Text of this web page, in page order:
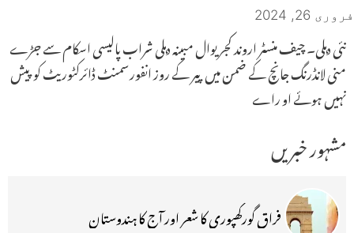
فروری 26, 2024
نئی دہلی۔ چیف منسٹر اروند کجریوال مبینہ دہلی شراب پالیسی اسکام سے جڑے
منی لانڈرنگ جانچ کے ضمن میں پیر کے روز انفورسمنٹ ڈائرکٹوریٹ کو پیش
نہیں ہوئے او راے
مشہور خبریں
فراق گورکھپوری کا شعر اور آج کا ہندوستان